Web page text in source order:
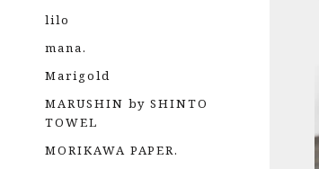
lilo
mana.
Marigold
MARUSHIN by SHINTO
TOWEL
MORIKAWA PAPER.